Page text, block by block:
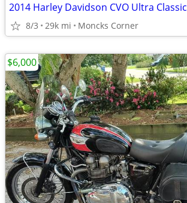
2014 Harley Davidson CVO Ultra Classic
8/3 29k mi Moncks Corner
$6,000